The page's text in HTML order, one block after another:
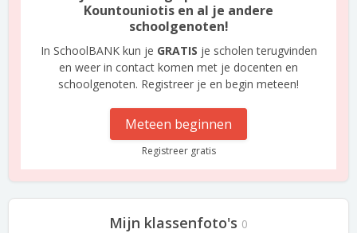
Kountouniotis en al je andere
schoolgenoten!
In SchoolBANK kun je GRATIS je scholen terugvinden
en weer in contact komen met je docenten en
schoolgenoten. Registreer je en begin meteen!
Meteen beginnen
Registreer gratis
Mijn klassenfoto's 0